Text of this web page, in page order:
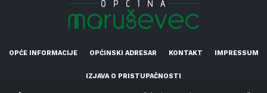
OPĆE INFORMACIJE OPĆINSKI ADRESAR KONTAKT IMPRESSUM
IZJAVA O PRISTUPAČNOSTI